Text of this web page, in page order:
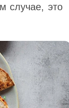
случае, это